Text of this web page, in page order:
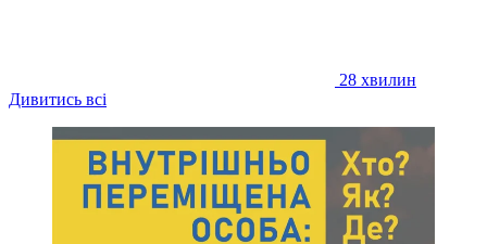
28 хвилин
Дивитись всі